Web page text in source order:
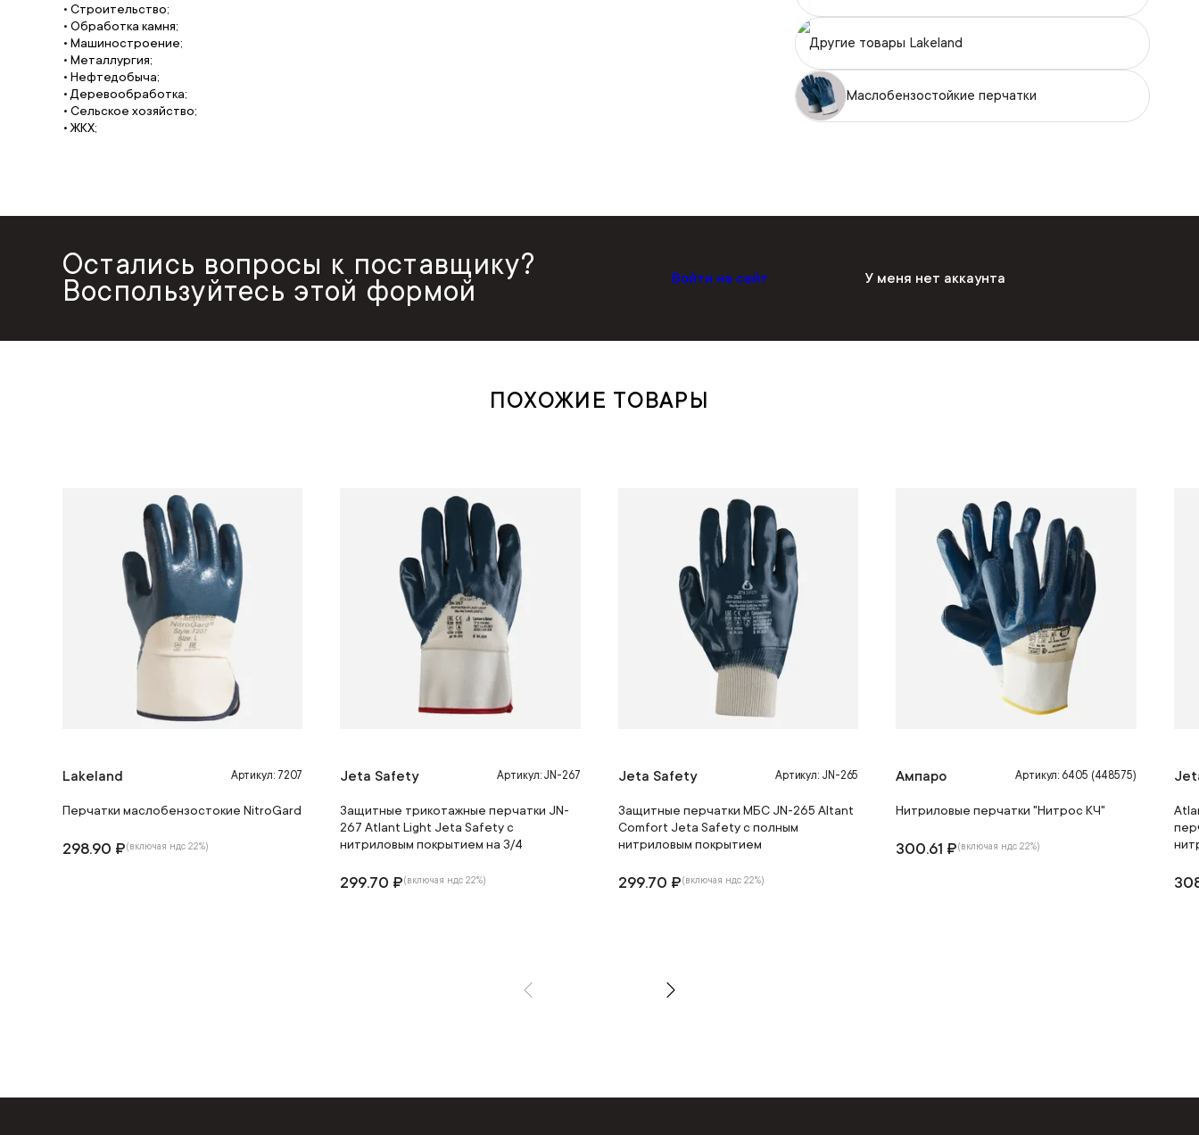
• Строительство;
• Обработка камня;
• Машиностроение;
• Металлургия;
• Нефтедобыча;
• Деревообработка;
• Сельское хозяйство;
• ЖКХ;
Другие товары Lakeland
Маслобензостойкие перчатки
Остались вопросы к поставщику?
Воспользуйтесь этой формой
Войти на сайт У меня нет аккаунта
ПОХОЖИЕ ТОВАРЫ
Lakeland Артикул: 7207
Перчатки маслобензостокие NitroGard
298.90 ₽(включая ндс 22%)
Jeta Safety Артикул: JN-267
Защитные трикотажные перчатки JN-
267 Atlant Light Jeta Safety с
нитриловым покрытием на 3/4
299.70 ₽(включая ндс 22%)
Jeta Safety Артикул: JN-265
Защитные перчатки МБС JN-265 Altant
Comfort Jeta Safety с полным
нитриловым покрытием
299.70 ₽(включая ндс 22%)
Ампаро Артикул: 6405 (448575)
Нитриловые перчатки "Нитрос КЧ"
300.61 ₽(включая ндс 22%)